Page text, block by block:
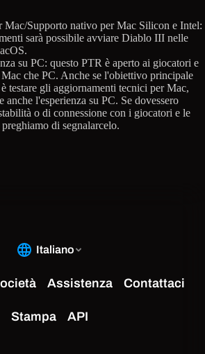
Mac/Supporto nativo per Mac Silicon e Intel:
sarà possibile avviare Diablo III nelle
su PC: questo PTR è aperto ai giocatori e
che PC. Anche se l'obiettivo principale
testare gli aggiornamenti tecnici per Mac,
l'esperienza su PC. Se dovessero
o di connessione con i giocatori e le
di segnalarcelo.